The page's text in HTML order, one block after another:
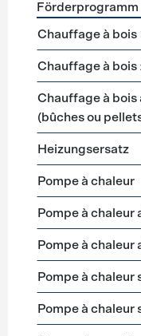
Förderprogramme
Förderprogramm
Chauffage à bois
Chauffage à bois
Chauffage à bois
(bûches ou
Heizungsersatz
Pompe à chaleur
Pompe à chaleur
Pompe à chaleur
Pompe à chaleur
Pompe à chaleur